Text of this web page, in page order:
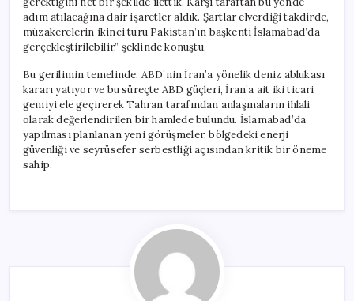
adım atılacağına dair işaretler aldık. Şartlar elverdiği takdirde,
müzakerelerin ikinci turu Pakistan’ın başkenti İslamabad’da
gerçekleştirilebilir,” şeklinde konuştu.
Bu gerilimin temelinde, ABD’nin İran’a yönelik deniz ablukası
kararı yatıyor ve bu süreçte ABD güçleri, İran’a ait iki ticari
gemiyi ele geçirerek Tahran tarafından anlaşmaların ihlali
olarak değerlendirilen bir hamlede bulundu. İslamabad’da
yapılması planlanan yeni görüşmeler, bölgedeki enerji
güvenliği ve seyrüsefer serbestliği açısından kritik bir öneme
sahip.